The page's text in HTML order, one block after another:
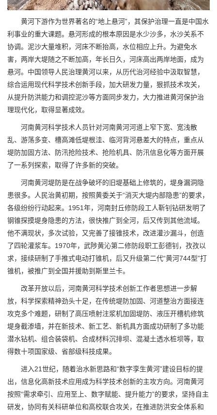
黄河下游作为世界著名的“地上悬河”，其保护治理一直是中国水
利事业的重大课题。悬河形成的根本原因是水少沙多，水沙关系不
协调。泥沙大量堆积，河床不断抬高，水位相应上升。为避免水
害，两岸大堤随之不断加高，年长日久，河床高出两岸地面，成为
悬河。中国领导人民治理黄河以来，从历代治河经验中汲取智慧，
综合运用现代科学技术创新手段，加大研发力量，狠抓技术攻关，
从提升防洪能力和调控泥沙等方面同步发力，大力推进黄河保护治
理现代化，取得显著成效。
河南黄河科学技术人员针对河南黄河河道上窄下宽、宽浅散
乱、游荡多变、槽高滩低堤根洼、临河背河悬差大的特点，重点从
堤防加固方法、防汛抢险技术、抢险机具、防汛信息化等方面开展
了一系列探索，取得了许多新的突破。
河南黄河堤防是在战争破坏的旧堤基础上修筑的，堤身漏洞隐
患很多。人民治黄初期，按照黄委关于“消灭大堤内部隐患”的要求，
各级纷纷行动起来。1951年，河南封丘修防段工人靳钊钻研发明了
钢锥探摸堤身隐患的方法，很快推广到全河，后又传到其他流域。
他不满现状，多次试验，又完善了接锥技术，改进灌沙漏斗，创造
了四轮灌浆车。1970年，武陟黄沁第二修防段职工彭德钊，孜孜以
求，接续研制了手推式电动打锥机，后又升级第二代“黄河744型”打
锥机，被推广到全国并援助到斯里兰卡。
改革开放以后，河南黄河科学技术创新工作者思想进一步解
放，科学探索精神劲头十足，在传统堤防加固、河道整治方面接连
攻克多个难题，研制了高压喷射注浆机加固堤防、液压开槽机修筑
堤身截渗墙，并在新技术、新工艺、新机具方面成功研制了多功能
潜水钻机、组合装袋机、合成材料沉排坝、混凝土透水桩坝等，取
得数十项国家级、省部级科技成果。
进入21世纪，随着治水新思路和“数字孪生黄河”建设目标的提
出，信息化高新技术应用成为科学技术创新的主攻方向。河南黄河
按照“需求牵引、应用至上、数字赋能、提升能力”的要求，坚持自主
研发，协同有关科研单位和高校联合攻关，在推进防洪安全体系和